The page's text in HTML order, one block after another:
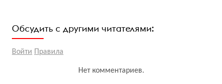
Обсудить с другими читателями:
Войти Правила
Нет комментариев.